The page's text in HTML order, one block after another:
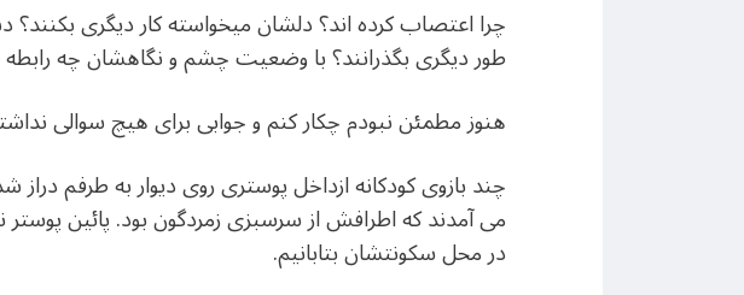
چرا اعتصاب کرده اند؟ دلشان میخواسته کار دیگری
طور دیگری بگذرانند؟ با وضعیت چشم و نگاهشان چه
هنوز مطمئن نبودم چکار کنم و جوابی برای هیچ سوالی
چند بازوی کودکانه ازداخل پوستری روی دیوار به طرفم
می آمدند که اطرافش از سرسبزی زمردگون بود. پائین
در محل سکونتشان بتابانیم.